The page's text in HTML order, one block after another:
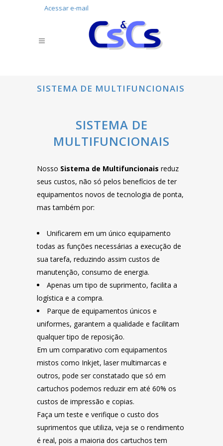
Acessar e-mail
SISTEMA DE MULTIFUNCIONAIS
SISTEMA DE
MULTIFUNCIONAIS
Nosso Sistema de Multifuncionais reduz
seus custos, não só pelos benefícios de ter
equipamentos novos de tecnologia de ponta,
mas também por:
Unificarem em um único equipamento
todas as funções necessárias a execução de
sua tarefa, reduzindo assim custos de
manutenção, consumo de energia.
Apenas um tipo de suprimento, facilita a
logística e a compra.
Parque de equipamentos únicos e
uniformes, garantem a qualidade e facilitam
qualquer tipo de reposição.
Em um comparativo com equipamentos
mistos como Inkjet, laser multimarcas e
outros, pode ser constatado que só em
cartuchos podemos reduzir em até 60% os
custos de impressão e copias.
Faça um teste e verifique o custo dos
suprimentos que utiliza, veja se o rendimento
é real, pois a maioria dos cartuchos tem